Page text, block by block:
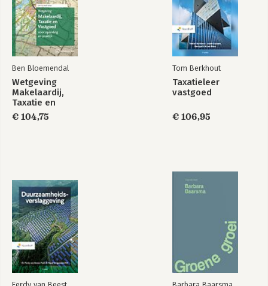
Ben Bloemendal
Wetgeving
Makelaardij,
Taxatie en
Vastgoed. Editie
2026-2027
€ 104,75
Tom Berkhout
Taxatieleer
vastgoed
€ 106,95